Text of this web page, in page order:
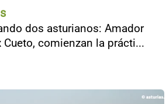
dos asturianos: Amador
Cueto, comienzan la prácti...